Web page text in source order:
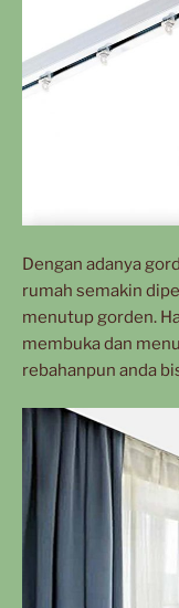
Dengan adanya
rumah semakin
menutup gorden.
membuka dan
rebahanpun anda